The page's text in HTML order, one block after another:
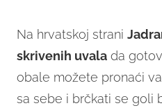
Na hrvatskoj strani
skrivenih uvala da
obale možete pronaći
sa sebe i brčkati se goli